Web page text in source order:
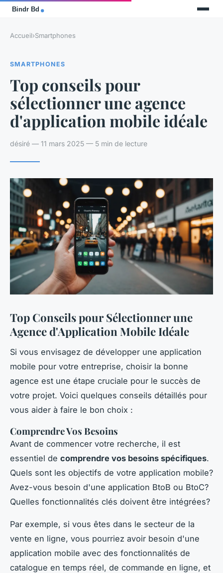
Accueil›Smartphones
SMARTPHONES
Top conseils pour
sélectionner une agence
d'application mobile idéale
désiré — 11 mars 2025 — 5 min de lecture
Top Conseils pour Sélectionner une
Agence d'Application Mobile Idéale
Si vous envisagez de développer une application
mobile pour votre entreprise, choisir la bonne
agence est une étape cruciale pour le succès de
votre projet. Voici quelques conseils détaillés pour
vous aider à faire le bon choix :
Comprendre Vos Besoins
Avant de commencer votre recherche, il est
essentiel de comprendre vos besoins spécifiques.
Quels sont les objectifs de votre application mobile?
Avez-vous besoin d'une application BtoB ou BtoC?
Quelles fonctionnalités clés doivent être intégrées?
Par exemple, si vous êtes dans le secteur de la
vente en ligne, vous pourriez avoir besoin d'une
application mobile avec des fonctionnalités de
catalogue en temps réel, de commande en ligne, et